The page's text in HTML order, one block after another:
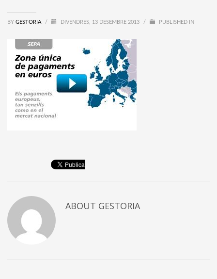
BY GESTORIA / DIVENDRES, 13 DESEMBRE 2013 / PUBLISHED IN
ABOUT GESTORIA